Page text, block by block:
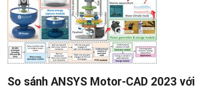
So sánh ANSYS Motor-CAD 2023 với